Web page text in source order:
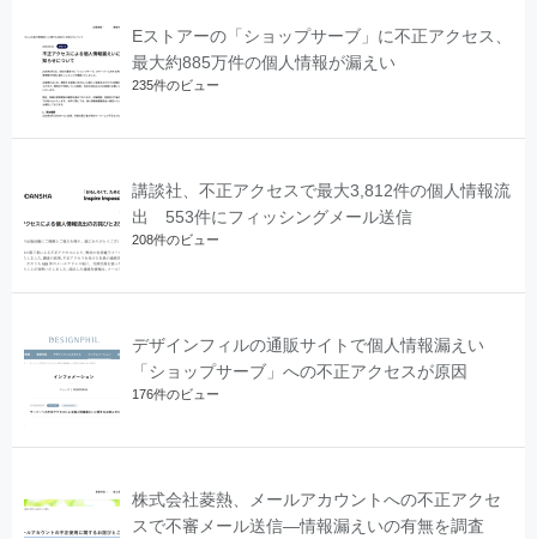
Eストアーの「ショップサーブ」に不正アクセス、
最大約885万件の個人情報が漏えい
235件のビュー
講談社、不正アクセスで最大3,812件の個人情報流
出 553件にフィッシングメール送信
208件のビュー
デザインフィルの通販サイトで個人情報漏えい
「ショップサーブ」への不正アクセスが原因
176件のビュー
株式会社菱熱、メールアカウントへの不正アクセ
スで不審メール送信―情報漏えいの有無を調査